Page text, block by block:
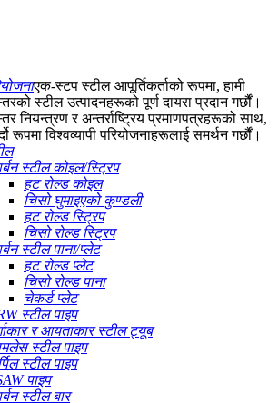
एक-स्टप स्टील आपूर्तिकर्ताको रूपमा, हामी
स्टील उत्पादनहरूको पूर्ण दायरा प्रदान गर्छौं।
नियन्त्रण र अन्तर्राष्ट्रिय प्रमाणपत्रहरूको साथ,
रूपमा विश्वव्यापी परियोजनाहरूलाई समर्थन गर्छौं।
स्टील कोइल/स्ट्रिप
हट रोल्ड कोइल
चिसो घुमाइएको कुण्डली
हट रोल्ड स्ट्रिप
चिसो रोल्ड स्ट्रिप
स्टील पाना/प्लेट
हट रोल्ड प्लेट
चिसो रोल्ड पाना
चेकर्ड प्लेट
स्टील पाइप
र आयताकार स्टील ट्यूब
स्टील पाइप
स्टील पाइप
पाइप
स्टील बार